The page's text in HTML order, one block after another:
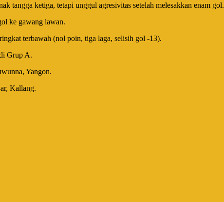
tangga ketiga, tetapi unggul agresivitas setelah melesakkan enam gol.
ke gawang lawan.
terbawah (nol poin, tiga laga, selisih gol -13).
Grup A.
Yangon.
Kallang.